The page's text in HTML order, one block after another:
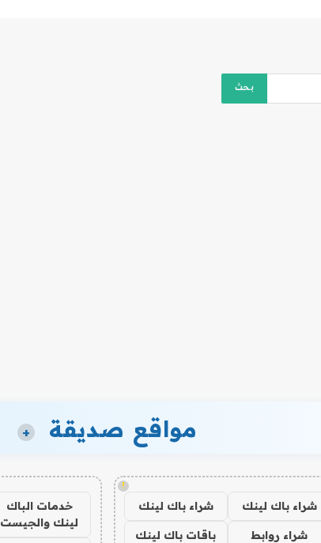
مواقع صديقة +
!
شراء باك لينك شراء باك لينك
شراء روابط
باقات باك لينك
خدمات الباك
لينك والجيست